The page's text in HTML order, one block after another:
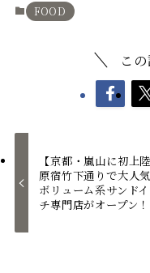
FOOD
こ
【京都・嵐山に初上陸
原宿竹下通りで大人
ボリューム系サンドイ
チ専門店がオープン！